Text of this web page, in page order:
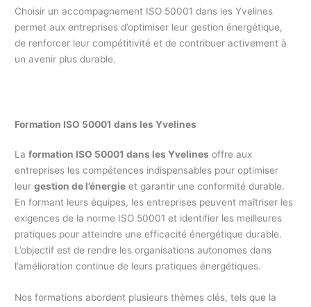
Choisir un accompagnement ISO 50001 dans les Yvelines
permet aux entreprises d’optimiser leur gestion énergétique,
de renforcer leur compétitivité et de contribuer activement à
un avenir plus durable.
Formation ISO 50001 dans les Yvelines
Laformation ISO 50001 dans les Yvelines offre aux
entreprises les compétences indispensables pour optimiser
leurgestion de l’énergie et garantir une conformité durable.
En formant leurs équipes, les entreprises peuvent maîtriser les
exigences de la norme ISO 50001 et identifier les meilleures
pratiques pour atteindre une efficacité énergétique durable.
L’objectif est de rendre les organisations autonomes dans
l’amélioration continue de leurs pratiques énergétiques.
Nos formations abordent plusieurs thèmes clés, tels que la